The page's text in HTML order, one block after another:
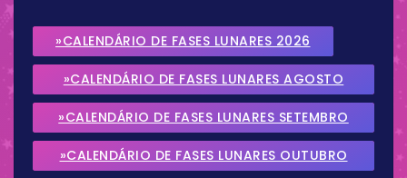
»CALENDÁRIO DE FASES LUNARES 2026
»CALENDÁRIO DE FASES LUNARES AGOSTO
2026
»CALENDÁRIO DE FASES LUNARES SETEMBRO
2026
»CALENDÁRIO DE FASES LUNARES OUTUBRO